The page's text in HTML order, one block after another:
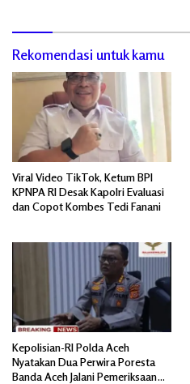
Rekomendasi untuk kamu
Viral Video TikTok, Ketum BPI
KPNPA RI Desak Kapolri Evaluasi
dan Copot Kombes Tedi Fanani
Kepolisian-RI Polda Aceh
Nyatakan Dua Perwira Poresta
Banda Aceh Jalani Pemeriksaan